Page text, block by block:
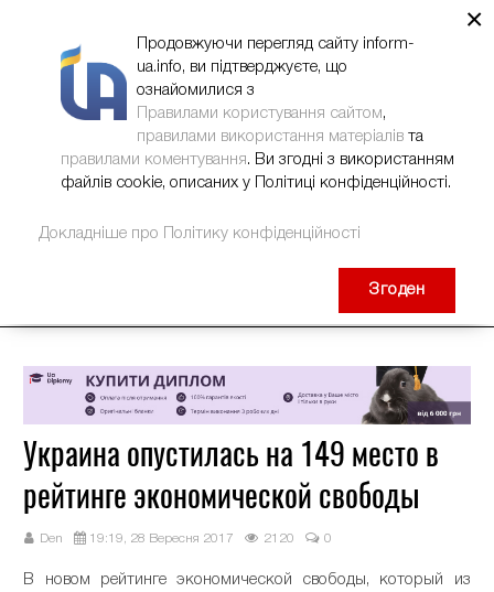
Украина опустилась на 149 место в
рейтинге экономической свободы
Den 19:19, 28 Вересня 2017 2120 0
В новом рейтинге экономической свободы, который из
×
Продовжуючи перегляд сайту inform-
ua.info, ви підтверджуєте, що
ознайомилися з
Правилами користування сайтом,
правилами використання матеріалів та
правилами коментування. Ви згодні з використанням
файлів cookie, описаних у Політиці конфіденційності.
Докладніше про Політику конфіденційності
Згоден